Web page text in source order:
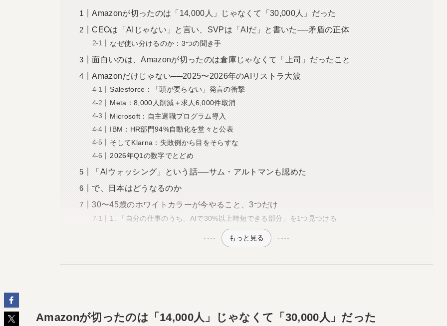
Amazonが切ったのは「14,000人」じゃなくて「30,000人」だった
CEOは「AIじゃない」と言い、SVPは「AIだ」と書いた──矛盾の正体
なぜ使い分けるのか：3つの聞き手
面白いのは、Amazonが切ったのは倉庫じゃなくて「上司」だったこと
Amazonだけじゃない──2025〜2026年のAIリストラ大波
Salesforce：「頭が要らない」発言の衝撃
Meta：8,000人削減＋求人6,000件取消
Microsoft：自主退職プログラム導入
IBM：HR部門94%自動化を堂々と公表
そしてKlarna：失敗例から目をそらすな
2026年Q1の数字でとどめ
「AIウォッシング」という話──サム・アルトマンも認めた
で、日本はどうなるのか
30〜45歳のホワイトカラーが今やること、3つだけ
1. 「自分の仕事のうち、AIで30%以上時短できる部分」を1つ見つける
もっと見る
Amazonが切ったのは「14,000人」じゃなくて「30,000人」だった